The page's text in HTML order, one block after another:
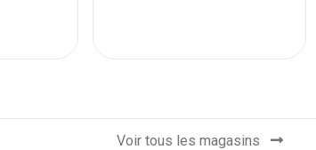
Voir tous les magasins